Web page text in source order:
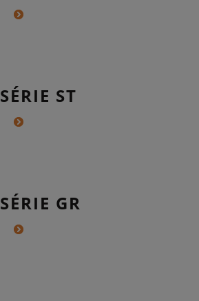
SÉRIE ST
SÉRIE GR